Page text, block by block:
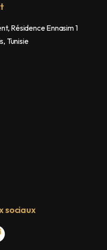
Résidence Ennasim 1
Tunisie
sociaux